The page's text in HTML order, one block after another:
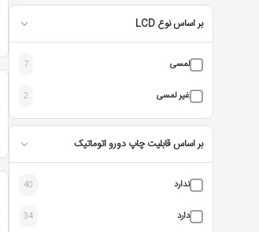
کرم 1 بر اساس نوع LCD
لمسی 7
غیر لمسی 2
بر اساس قابلیت چاپ دورو اتوماتیک
ندارد 40
دارد 34